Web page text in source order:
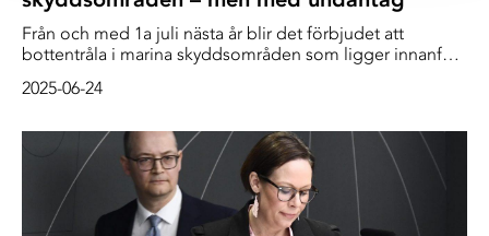
Från och med 1a juli nästa år blir det förbjudet att
bottentråla i marina skyddsområden som ligger innanför
ska finnas möjligheter att göra undantag från regeln.
2025-06-24